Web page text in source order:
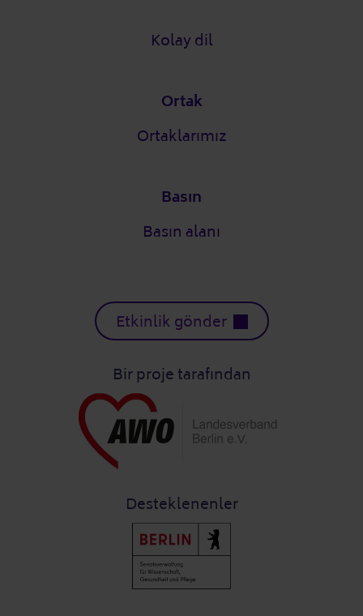
Kolay dil
Ortak
Ortaklarımız
Basın
Basın alanı
Etkinlik gönder
Bir proje tarafından
Desteklenenler